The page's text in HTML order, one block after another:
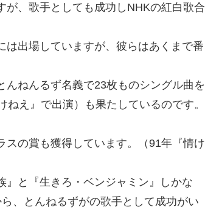
が、歌手としても成功しNHKの紅白歌合
は出場していますが、彼らはあくまで番
んねんるず名義で23枚ものシングル曲を
え』で出演）も果たしているのです。
の賞も獲得しています。（91年『情け
』と『生きろ・ベンジャミン』しかな
、とんねるずがの歌手として成功がい